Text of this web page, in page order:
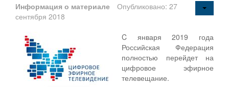
Информация о материале
Опубликовано: 27
сентября 2018
C января 2019 года
Российская Федерация
полностью перейдет на
цифровое эфирное
телевещание.